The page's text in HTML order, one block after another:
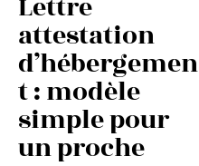
Lettre
attestation
d’hébergemen
t : modèle
simple pour
un proche